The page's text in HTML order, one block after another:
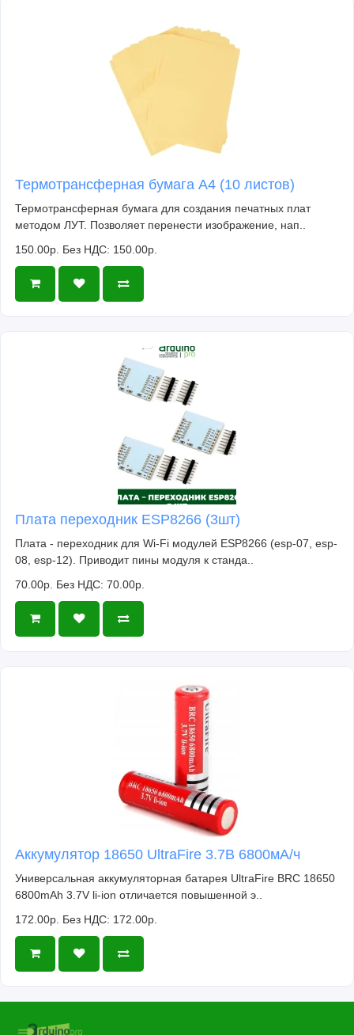
Термотрансферная бумага А4 (10 листов)
Термотрансферная бумага для создания печатных плат
методом ЛУТ. Позволяет перенести изображение, нап..
150.00р. Без НДС: 150.00р.
Плата переходник ESP8266 (3шт)
Плата - переходник для Wi-Fi модулей ESP8266 (esp-07, esp-
08, esp-12). Приводит пины модуля к станда..
70.00р. Без НДС: 70.00р.
Аккумулятор 18650 UltraFire 3.7В 6800мА/ч
Универсальная аккумуляторная батарея UltraFire BRC 18650
6800mAh 3.7V li-ion отличается повышенной э..
172.00р. Без НДС: 172.00р.